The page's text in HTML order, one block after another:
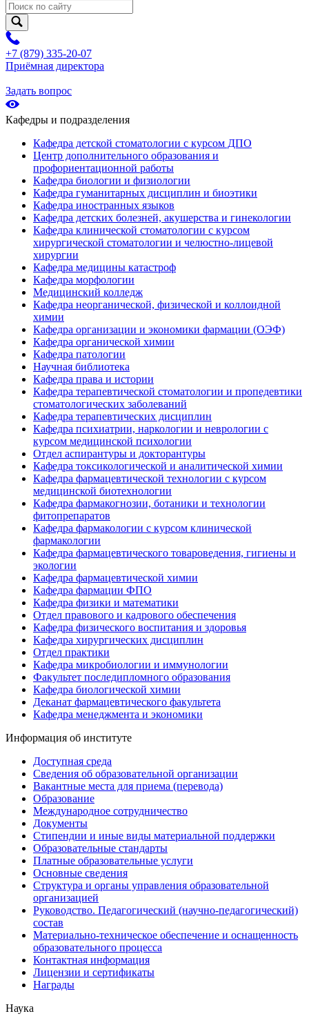
+7 (879) 335-20-07
Приёмная директора
Задать вопрос
Кафедры и подразделения
Кафедра детской стоматологии с курсом ДПО
Центр дополнительного образования и
профориентационной работы
Кафедра биологии и физиологии
Кафедра гуманитарных дисциплин и биоэтики
Кафедра иностранных языков
Кафедра детских болезней, акушерства и гинекологии
Кафедра клинической стоматологии с курсом
хирургической стоматологии и челюстно-лицевой
хирургии
Кафедра медицины катастроф
Кафедра морфологии
Медицинский колледж
Кафедра неорганической, физической и коллоидной
химии
Кафедра организации и экономики фармации (ОЭФ)
Кафедра органической химии
Кафедра патологии
Научная библиотека
Кафедра права и истории
Кафедра терапевтической стоматологии и пропедевтики
стоматологических заболеваний
Кафедра терапевтических дисциплин
Кафедра психиатрии, наркологии и неврологии с
курсом медицинской психологии
Отдел аспирантуры и докторантуры
Кафедра токсикологической и аналитической химии
Кафедра фармацевтической технологии с курсом
медицинской биотехнологии
Кафедра фармакогнозии, ботаники и технологии
фитопрепаратов
Кафедра фармакологии с курсом клинической
фармакологии
Кафедра фармацевтического товароведения, гигиены и
экологии
Кафедра фармацевтической химии
Кафедра фармации ФПО
Кафедра физики и математики
Отдел правового и кадрового обеспечения
Кафедра физического воспитания и здоровья
Кафедра хирургических дисциплин
Отдел практики
Кафедра микробиологии и иммунологии
Факультет последипломного образования
Кафедра биологической химии
Деканат фармацевтического факультета
Кафедра менеджмента и экономики
Информация об институте
Доступная среда
Сведения об образовательной организации
Вакантные места для приема (перевода)
Образование
Международное сотрудничество
Документы
Стипендии и иные виды материальной поддержки
Образовательные стандарты
Платные образовательные услуги
Основные сведения
Структура и органы управления образовательной
организацией
Руководство. Педагогический (научно-педагогический)
состав
Материально-техническое обеспечение и оснащенность
образовательного процесса
Контактная информация
Лицензии и сертификаты
Награды
Наука